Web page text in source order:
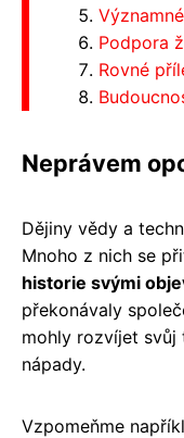
Podpora
Rovné
Neprávem
Dějiny vědy a
Mnoho z nich se
historie svými
překonávaly
mohly rozvíjet
nápady.
Vzpomeňme